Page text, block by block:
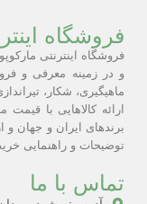
فروشگاه
و در زمینه معرفی و
ماهیگیری، شکار،
ارائه کالاهایی با
برندهای ایران و جهان
توضیحات و راهنمایی
تماس با ما